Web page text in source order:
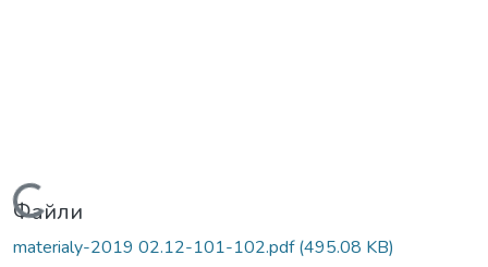
Вантажиться...
Файли
materialy-2019 02.12-101-102.pdf(495.08 KB)